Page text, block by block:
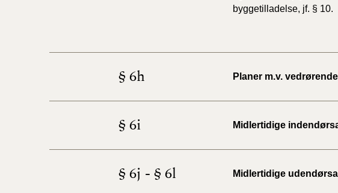
byggetilladelse, jf. § 10.
§ 6h Planer m.v.
§ 6i Midlertidige
§ 6j - § 6l Midlertidige